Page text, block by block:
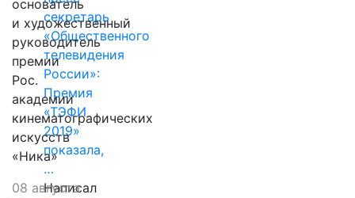
секретарь
«Общественного
телевидения
России»:
Премия
«ТЭФИ
2019»
показала,
…
Написал
основатель
и художественный
руководитель
премии
Рос.
академии
кинематографических
искусств
«Ника»
08 августа